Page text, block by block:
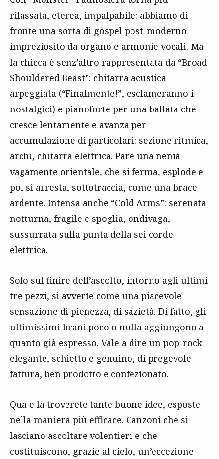
rilassata, eterea, impalpabile: abbiamo di
fronte una sorta di gospel post-moderno
impreziosito da organo e armonie vocali. Ma
la chicca è senz’altro rappresentata da “Broad
Shouldered Beast”: chitarra acustica
arpeggiata (“Finalmente!”, esclameranno i
nostalgici) e pianoforte per una ballata che
cresce lentamente e avanza per
accumulazione di particolari: sezione ritmica,
archi, chitarra elettrica. Pare una nenia
vagamente orientale, che si ferma, esplode e
poi si arresta, sottotraccia, come una brace
ardente. Intensa anche “Cold Arms”: serenata
notturna, fragile e spoglia, ondivaga,
sussurrata sulla punta della sei corde
elettrica.
Solo sul finire dell’ascolto, intorno agli ultimi
tre pezzi, si avverte come una piacevole
sensazione di pienezza, di sazietà. Di fatto, gli
ultimissimi brani poco o nulla aggiungono a
quanto già espresso. Vale a dire un pop-rock
elegante, schietto e genuino, di pregevole
fattura, ben prodotto e confezionato.
Qua e là troverete tante buone idee, esposte
nella maniera più efficace. Canzoni che si
lasciano ascoltare volentieri e che
costituiscono, grazie al cielo, un’eccezione